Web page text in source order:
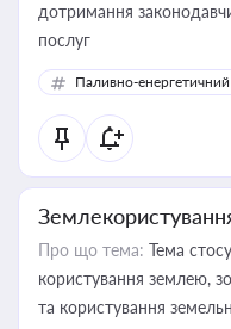
дотримання
послуг
Паливно-
Про що тема: Тема
користування землею,
та користування